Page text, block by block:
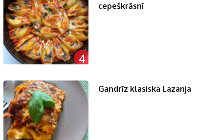
4
cepeškrāsnī
Gandrīz klasiska Lazanja